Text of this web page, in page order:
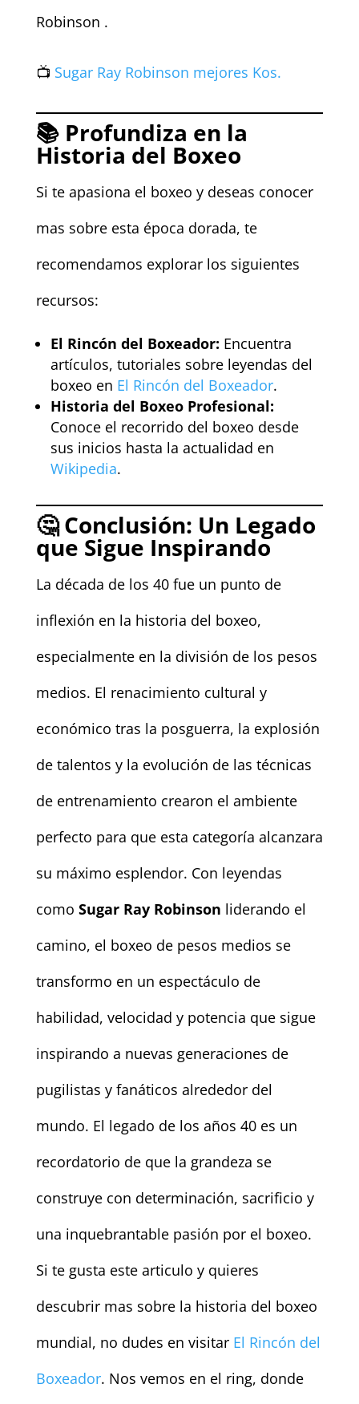
Robinson .
📺 Sugar Ray Robinson mejores Kos.
📚 Profundiza en la
Historia del Boxeo
Si te apasiona el boxeo y deseas conocer
mas sobre esta época dorada, te
recomendamos explorar los siguientes
recursos:
El Rincón del Boxeador: Encuentra
artículos, tutoriales sobre leyendas del
boxeo en El Rincón del Boxeador.
Historia del Boxeo Profesional:
Conoce el recorrido del boxeo desde
sus inicios hasta la actualidad en
Wikipedia.
🤔 Conclusión: Un Legado
que Sigue Inspirando
La década de los 40 fue un punto de
inflexión en la historia del boxeo,
especialmente en la división de los pesos
medios. El renacimiento cultural y
económico tras la posguerra, la explosión
de talentos y la evolución de las técnicas
de entrenamiento crearon el ambiente
perfecto para que esta categoría alcanzara
su máximo esplendor. Con leyendas
como Sugar Ray Robinson liderando el
camino, el boxeo de pesos medios se
transformo en un espectáculo de
habilidad, velocidad y potencia que sigue
inspirando a nuevas generaciones de
pugilistas y fanáticos alrededor del
mundo. El legado de los años 40 es un
recordatorio de que la grandeza se
construye con determinación, sacrificio y
una inquebrantable pasión por el boxeo.
Si te gusta este articulo y quieres
descubrir mas sobre la historia del boxeo
mundial, no dudes en visitar El Rincón del
Boxeador. Nos vemos en el ring, donde